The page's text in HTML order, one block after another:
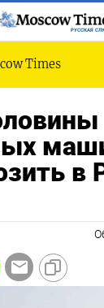
РУССКАЯ
Times
в